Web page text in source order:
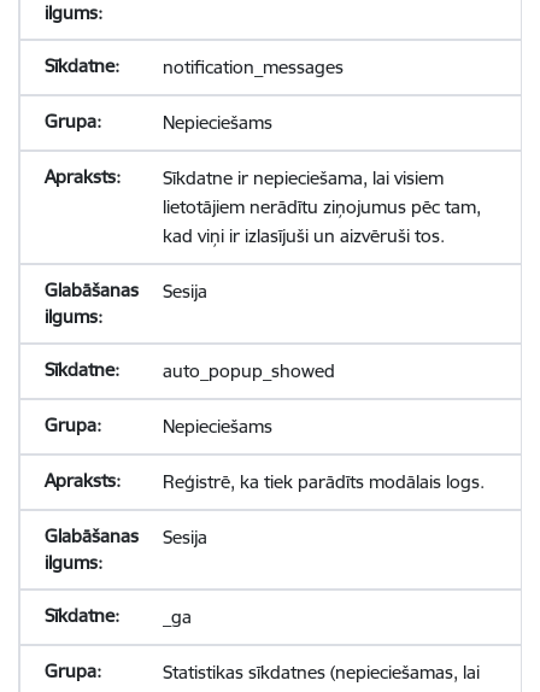
notification_messages
Nepieciešams
Sīkdatne ir nepieciešama, lai visiem
lietotājiem nerādītu ziņojumus pēc tam,
kad viņi ir izlasījuši un aizvēruši tos.
Sesija
auto_popup_showed
Nepieciešams
Reģistrē, ka tiek parādīts modālais logs.
Sesija
_ga
Statistikas sīkdatnes (nepieciešamas, lai